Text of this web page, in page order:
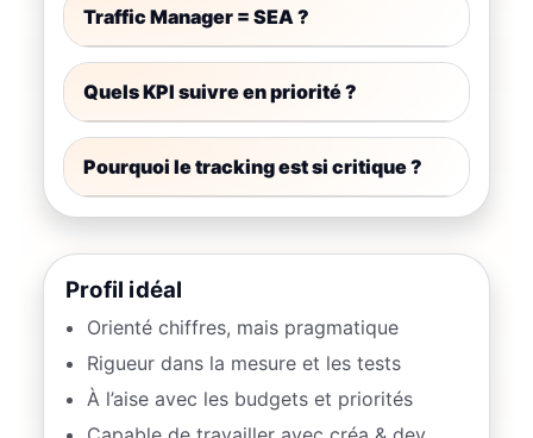
Traffic Manager = SEA ?
Quels KPI suivre en priorité ?
Pourquoi le tracking est si critique ?
Profil idéal
Orienté chiffres, mais pragmatique
Rigueur dans la mesure et les tests
À l’aise avec les budgets et priorités